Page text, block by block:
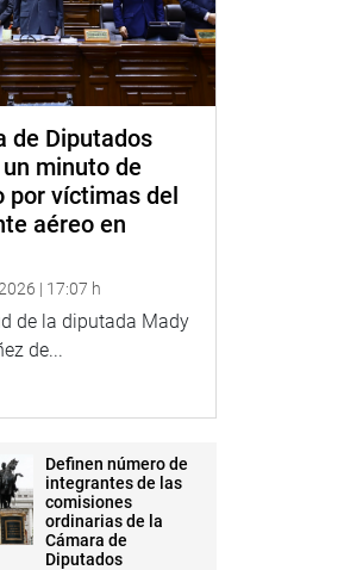
de Diputados
minuto de
por víctimas del
aéreo en
| 17:07 h
de la diputada Mady
de...
Definen número de
integrantes de las
comisiones
ordinarias de la
Cámara de
Diputados